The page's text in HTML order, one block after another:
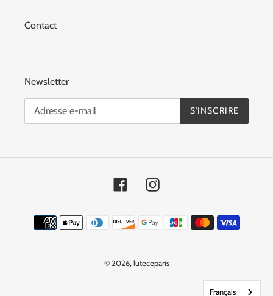
Contact
Newsletter
S'INSCRIRE
FacebookInstagram
Moyens
de
© 2026, luteceparis
Français